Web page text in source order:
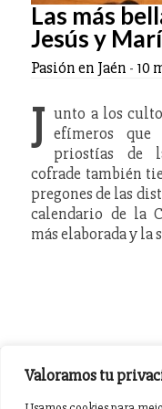
Valoramos tu
Las más
Jesús y
Pasión en Jaén - 10
J unto a los
efímeros
priostías de
cofrade también
pregones de las
calendario de la
más elaborada y la
INICIO AGENDA